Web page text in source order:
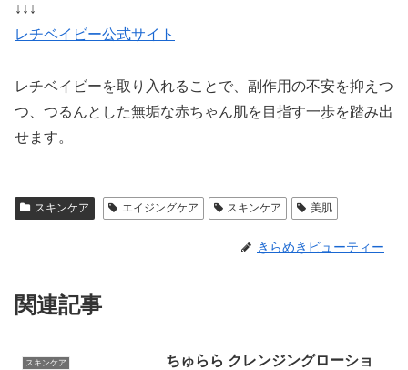
↓↓↓
レチベイビー公式サイト
レチベイビーを取り入れることで、副作用の不安を抑えつ
つ、つるんとした無垢な赤ちゃん肌を目指す一歩を踏み出
せます。
スキンケア エイジングケア スキンケア 美肌
きらめきビューティー
関連記事
スキンケア
ちゅらら クレンジングローショ